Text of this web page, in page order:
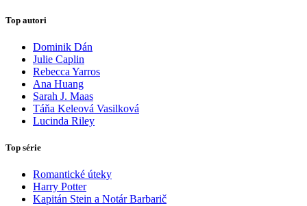
Top autori
Dominik Dán
Julie Caplin
Rebecca Yarros
Ana Huang
Sarah J. Maas
Táňa Keleová Vasilková
Lucinda Riley
Top série
Romantické úteky
Harry Potter
Kapitán Stein a Notár Barbarič